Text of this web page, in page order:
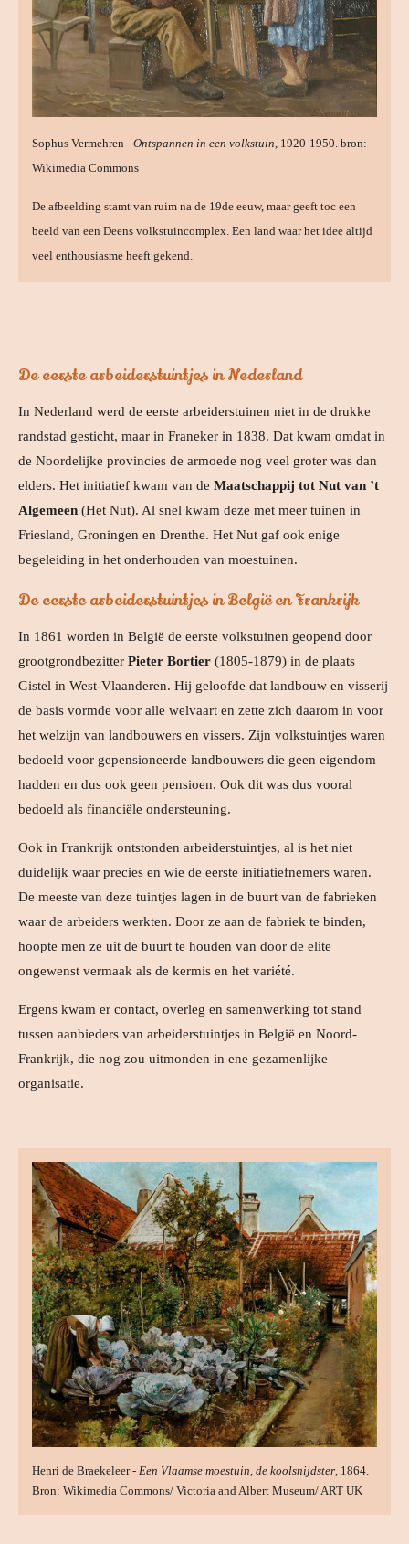
Sophus Vermehren - Ontspannen in een volkstuin, 1920-1950. bron:
Wikimedia Commons
De afbeelding stamt van ruim na de 19de eeuw, maar geeft toc een
beeld van een Deens volkstuincomplex. Een land waar het idee altijd
veel enthousiasme heeft gekend.
De eerste arbeiderstuintjes in Nederland
In Nederland werd de eerste arbeiderstuinen niet in de drukke
randstad gesticht, maar in Franeker in 1838. Dat kwam omdat in
de Noordelijke provincies de armoede nog veel groter was dan
elders. Het initiatief kwam van de Maatschappij tot Nut van ’t
Algemeen (Het Nut). Al snel kwam deze met meer tuinen in
Friesland, Groningen en Drenthe. Het Nut gaf ook enige
begeleiding in het onderhouden van moestuinen.
De eerste arbeiderstuintjes in België en Frankrijk
In 1861 worden in België de eerste volkstuinen geopend door
grootgrondbezitter Pieter Bortier (1805-1879) in de plaats
Gistel in West-Vlaanderen. Hij geloofde dat landbouw en visserij
de basis vormde voor alle welvaart en zette zich daarom in voor
het welzijn van landbouwers en vissers. Zijn volkstuintjes waren
bedoeld voor gepensioneerde landbouwers die geen eigendom
hadden en dus ook geen pensioen. Ook dit was dus vooral
bedoeld als financiële ondersteuning.
Ook in Frankrijk ontstonden arbeiderstuintjes, al is het niet
duidelijk waar precies en wie de eerste initiatiefnemers waren.
De meeste van deze tuintjes lagen in de buurt van de fabrieken
waar de arbeiders werkten. Door ze aan de fabriek te binden,
hoopte men ze uit de buurt te houden van door de elite
ongewenst vermaak als de kermis en het variété.
Ergens kwam er contact, overleg en samenwerking tot stand
tussen aanbieders van arbeiderstuintjes in België en Noord-
Frankrijk, die nog zou uitmonden in ene gezamenlijke
organisatie.
Henri de Braekeleer - Een Vlaamse moestuin, de koolsnijdster, 1864.
Bron: Wikimedia Commons/ Victoria and Albert Museum/ ART UK